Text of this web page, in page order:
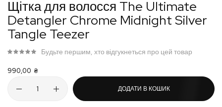
початку
галереї
зображень
Щітка для волосся The Ultimate
Detangler Chrome Midnight Silver
Tangle Teezer
990,00 ₴
Будьте першим, хто відгукнеться про цей товар
ДОДАТИ В КОШИК